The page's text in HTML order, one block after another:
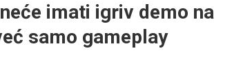
imati igriv demo na
samo gameplay